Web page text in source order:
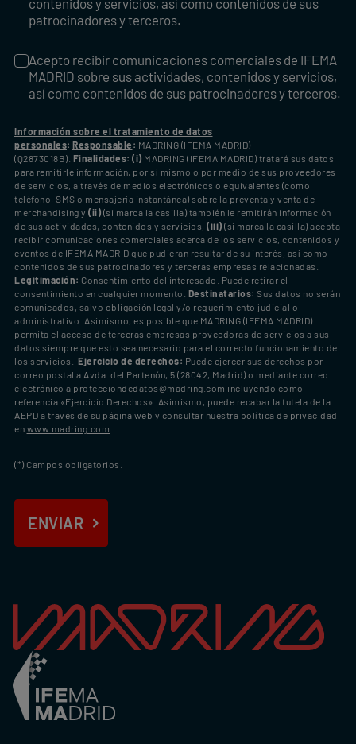
contenidos y servicios, así como contenidos de sus
patrocinadores y terceros.
Acepto recibir comunicaciones comerciales de IFEMA
Acepto recibir comunicaciones comerciales de IFEMA
MADRID sobre sus actividades, contenidos y servicios,
así como contenidos de sus patrocinadores y terceros.
Información sobre el tratamiento de datos
personales: Responsable : MADRING (IFEMA MADRID)
(Q2873018B). Finalidades: (i) MADRING (IFEMA MADRID) tratará sus datos
para remitirle información, por sí mismo o por medio de sus proveedores
de servicios, a través de medios electrónicos o equivalentes (como
teléfono, SMS o mensajería instantánea) sobre la preventa y venta de
merchandising y (ii) (si marca la casilla) también le remitirán información
de sus actividades, contenidos y servicios, (iii) (si marca la casilla) acepta
recibir comunicaciones comerciales acerca de los servicios, contenidos y
eventos de IFEMA MADRID que pudieran resultar de su interés, así como
contenidos de sus patrocinadores y terceras empresas relacionadas.
Legitimación: Consentimiento del interesado. Puede retirar el
consentimiento en cualquier momento. Destinatarios: Sus datos no serán
comunicados, salvo obligación legal y/o requerimiento judicial o
administrativo. Asimismo, es posible que MADRING (IFEMA MADRID)
permita el acceso de terceras empresas proveedoras de servicios a sus
datos siempre que esto sea necesario para el correcto funcionamiento de
los servicios.
Ejercicio de derechos: Puede ejercer sus derechos por
correo postal a Avda. del Partenón, 5 (28042, Madrid) o mediante correo
electrónico a protecciondedatos@madring.com incluyendo como
referencia «Ejercicio Derechos». Asimismo, puede recabar la tutela de la
AEPD a través de su página web y consultar nuestra política de privacidad
en www.madring.com
(*) Campos obligatorios.
ENVIAR